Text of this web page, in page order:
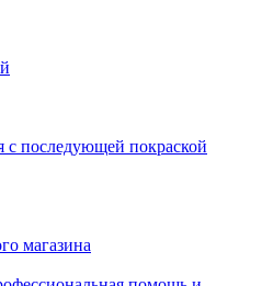
с последующей покраской
магазина